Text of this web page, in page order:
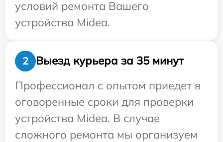
условий ремонта Вашего
устройства Midea.
2
Выезд курьера за 35 минут
Профессионал с опытом приедет в
оговоренные сроки для проверки
устройства Midea. В случае
сложного ремонта мы организуем